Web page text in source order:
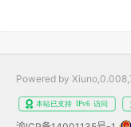
Powered by